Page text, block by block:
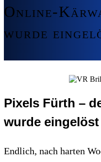
Online-
wurde
Pixels Fürth –
wurde eingelöst
Endlich, nach harten